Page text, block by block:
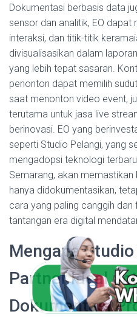
Dokumentasi berbasis data
sensor dan analitik, EO
interaksi, dan titik-titik
divisualisasikan dalam
yang lebih tepat sasaran.
penonton dapat memilih
saat menonton video event,
terutama untuk jasa live
berinovasi. EO yang
seperti Studio Pelangi, yang
mengadopsi teknologi
Semarang, akan
hanya didokumentasikan,
cara yang paling canggih
tantangan era digital
Mengapa
Partner Ideal
Dokumentasi